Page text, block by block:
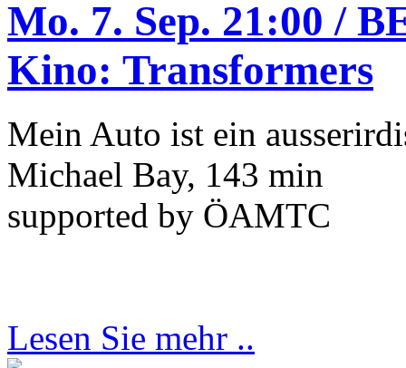
Mo. 7. Sep. 21:00 /
Kino: Transformers
Mein Auto ist ein
Michael Bay, 143 min
supported by ÖAMTC
Lesen Sie mehr ..